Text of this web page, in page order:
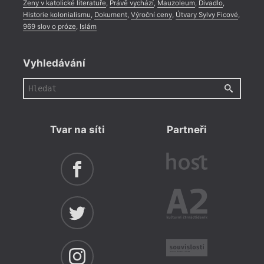
Ženy v katolické literatuře, Právě vychází, Mauzoleum, Divadlo,
Historie kolonialismu, Dokument, Výroční ceny, Útvary Sylvy Ficové,
969 slov o próze, Islám
Vyhledávání
Tvar na síti Partneři